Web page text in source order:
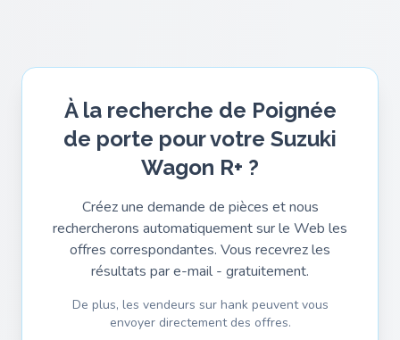
À la recherche de Poignée
de porte pour votre Suzuki
Wagon R+ ?
Créez une demande de pièces et nous
rechercherons automatiquement sur le Web les
offres correspondantes. Vous recevrez les
résultats par e-mail - gratuitement.
De plus, les vendeurs sur hank peuvent vous
envoyer directement des offres.